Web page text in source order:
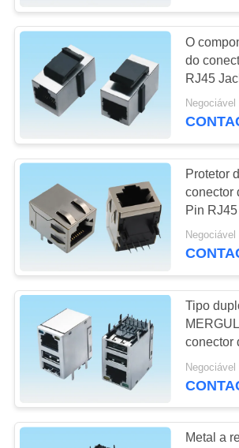
EXCURSÃO
DA
FÁBRICA
CONTROLE
DA
QUALIDADE
CONTACTE-
NOS
PEÇA
UMAS
CITAÇÕES
NEWS
placa para
embarcar o
conector
tipo conector
de c
Conector da
bolacha
O
do
RJ45
dirige
porto
Negociável
Protetor
conector
Pin
entalhe
lados
Negociável
Tipo
conector
de 100
com luz
Negociável
Metal a